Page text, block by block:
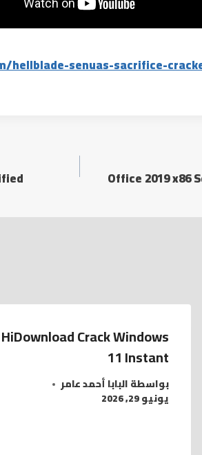
hellblade-senuas-sacrifice-
Office 2019 x86
HiDownload Crack Windows
11 Instant
بواسطةالبابا أحمد عامر
يونيو 29, 2026